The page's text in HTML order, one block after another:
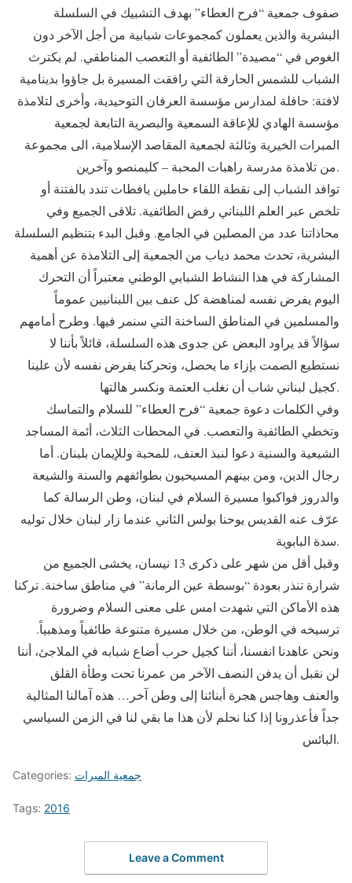
صفوف جمعية “فرح العطاء” بهدف التشبيك في السلسلة
البشرية والذين يعملون كمجموعات شبابية من أجل الآخر دون
الغوص في “مصيدة” الطائفية أو التعصب المناطقي. لم يكترث
الشباب للشمس الحارقة التي رافقت المسيرة بل جاؤوا بدينامية
لافتة: حافلة لمدارس مؤسسة العرفان التوحيدية، وأخرى لتلامذة
مؤسسة الهادي للإعاقة السمعية والبصرية التابعة لجمعية
المبرات الخيرية وثالثة لجمعية المقاصد الإسلامية، الى مجموعة
من تلامذة مدرسة راهبات المحبة – كليمنصو وآخرين.
توافد الشباب إلى نقطة اللقاء حاملين يافطات تندد بالفتنة أو
تلخص عبر العلم اللبناني رفض الطائفية. تلاقى الجميع وفي
محاذاتنا عدد من المصلين في الجامع. وقبل البدء بتنظيم السلسلة
البشرية، تحدث محمد دياب من الجمعية إلى التلامذة عن أهمية
المشاركة في هذا النشاط الشبابي الوطني معتبراً أن التحرك
اليوم يفرض نفسه لمناهضة كل عنف بين اللبنانيين عموماً
والمسلمين في المناطق الساخنة التي سنمر فيها. وطرح أمامهم
سؤالاً قد يراود البعض عن جدوى هذه السلسلة، قائلاً بأننا لا
نستطيع الصمت بإزاء ما يحصل، وتحركنا يفرض نفسه لأن علينا
كجيل لبناني شاب أن نغلب العتمة ونكسر هالتها.
وفي الكلمات دعوة جمعية “فرح العطاء” للسلام والتماسك
وتخطي الطائفية والتعصب. في المحطات الثلاث، أئمة المساجد
الشيعية والسنية دعوا لنبذ العنف، للمحبة وللإيمان بلبنان. أما
رجال الدين، ومن بينهم المسيحيون بطوائفهم والسنة والشيعة
والدروز فواكبوا مسيرة السلام في لبنان، وطن الرسالة كما
عرّف عنه القديس يوحنا بولس الثاني عندما زار لبنان خلال توليه
سدة البابوية.
وقبل أقل من شهر على ذكرى 13 نيسان، يخشى الجميع من
شرارة تنذر بعودة “بوسطة عين الرمانة” في مناطق ساخنة. تركنا
هذه الأماكن التي شهدت امس على معنى السلام وضرورة
ترسيخه في الوطن، من خلال مسيرة متنوعة طائفياً ومذهبياً.
ونحن عاهدنا انفسنا، أننا كجيل حرب أضاع شبابه في الملاجئ، أننا
لن نقبل أن يدفن النصف الآخر من عمرنا تحت وطأة القلق
والعنف وهاجس هجرة أبنائنا إلى وطن آخر… هذه آمالنا المثالية
جداً فأعذرونا إذا كنا نحلم لأن هذا ما بقي لنا في الزمن السياسي
البائس.
Categories: جمعية المبرات
Tags: 2016
Leave a Comment